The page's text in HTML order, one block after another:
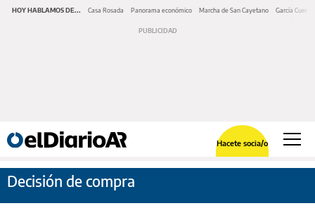
HOY HABLAMOS DE... Casa Rosada Panorama económico Marcha de San Cayetano García Cuerva
Hacete socia/o
Decisión de compra